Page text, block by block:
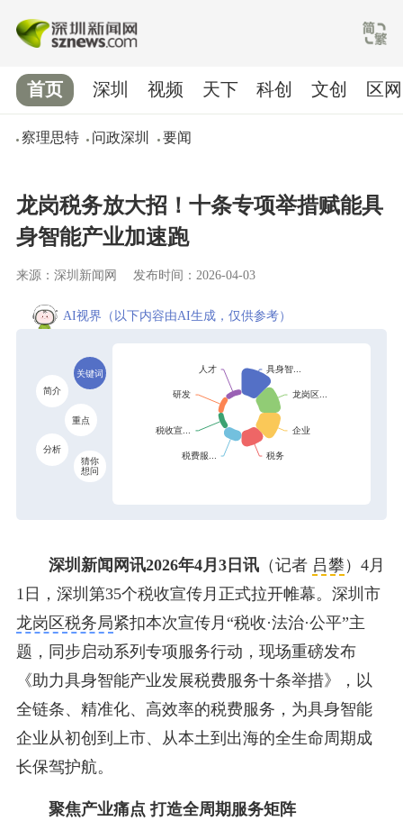
首页
察理思特 问政深圳 要闻
深圳 视频 天下 科创 文创 区网
龙岗税务放大招！十条专项举措赋能具
身智能产业加速跑
来源：深圳新闻网 发布时间：2026-04-03
AI视界 （以下内容由AI生成，仅供参考）
关键词
简介
重点
分析
猜你
想问
深圳新闻网讯2026年4月3日讯（记者 吕攀）4月
1日，深圳第35个税收宣传月正式拉开帷幕。深圳市
龙岗区税务局紧扣本次宣传月“税收·法治·公平”主
题，同步启动系列专项服务行动，现场重磅发布
《助力具身智能产业发展税费服务十条举措》，以
全链条、精准化、高效率的税费服务，为具身智能
企业从初创到上市、从本土到出海的全生命周期成
长保驾护航。
聚焦产业痛点 打造全周期服务矩阵